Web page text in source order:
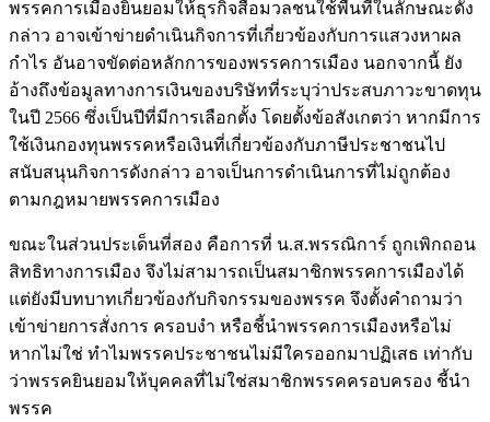
พรรคการเมืองยินยอมให้ธุรกิจสื่อมวลชนใช้พื้นที่ในลักษณะดัง
กล่าว อาจเข้าข่ายดำเนินกิจการที่เกี่ยวข้องกับการแสวงหาผล
กำไร อันอาจขัดต่อหลักการของพรรคการเมือง นอกจากนี้ ยัง
อ้างถึงข้อมูลทางการเงินของบริษัทที่ระบุว่าประสบภาวะขาดทุน
ในปี 2566 ซึ่งเป็นปีที่มีการเลือกตั้ง โดยตั้งข้อสังเกตว่า หากมีการ
ใช้เงินกองทุนพรรคหรือเงินที่เกี่ยวข้องกับภาษีประชาชนไป
สนับสนุนกิจการดังกล่าว อาจเป็นการดำเนินการที่ไม่ถูกต้อง
ตามกฎหมายพรรคการเมือง
ขณะในส่วนประเด็นที่สอง คือการที่ น.ส.พรรณิการ์ ถูกเพิกถอน
สิทธิทางการเมือง จึงไม่สามารถเป็นสมาชิกพรรคการเมืองได้
แต่ยังมีบทบาทเกี่ยวข้องกับกิจกรรมของพรรค จึงตั้งคำถามว่า
เข้าข่ายการสั่งการ ครอบงำ หรือชี้นำพรรคการเมืองหรือไม่
หากไม่ใช่ ทำไมพรรคประชาชนไม่มีใครออกมาปฏิเสธ เท่ากับ
ว่าพรรคยินยอมให้บุคคลที่ไม่ใช่สมาชิกพรรคครอบครอง ชี้นำ
พรรค